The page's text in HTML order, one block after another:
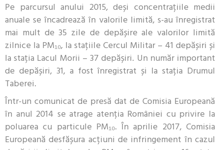
Pe parcursul anului 2015, deși concentrațiile medii
anuale se încadrează în valorile limită, s-au înregistrat
mai mult de 35 zile de depășire ale valorilor limită
zilnice la PM₁₀, la stațiile Cercul Militar – 41 depășiri și
la stația Lacul Morii – 37 depășiri. Un număr important
de depășiri, 31, a fost înregistrat și la stația Drumul
Taberei.
Într-un comunicat de presă dat de Comisia Europeană
în anul 2014 se atrage atenția României cu privire la
poluarea cu particule PM₁₀. În aprilie 2017, Comisia
Europeană desfășura acțiuni de infringement în cazul